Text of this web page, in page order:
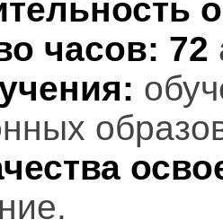
часов: 72